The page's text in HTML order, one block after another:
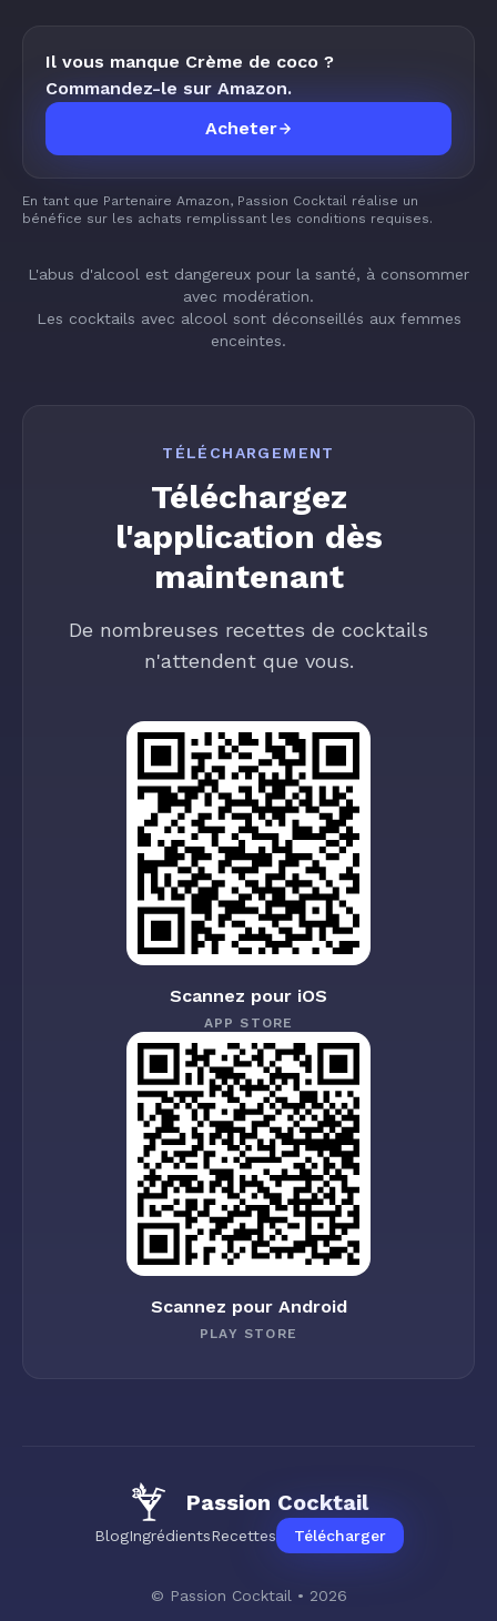
Il vous manque Crème de coco ?
Commandez-le sur Amazon.
Acheter
En tant que Partenaire Amazon, Passion Cocktail réalise un
bénéfice sur les achats remplissant les conditions requises.
L'abus d'alcool est dangereux pour la santé, à consommer
avec modération.
Les cocktails avec alcool sont déconseillés aux femmes
enceintes.
TÉLÉCHARGEMENT
Téléchargez
l'application dès
maintenant
De nombreuses recettes de cocktails
n'attendent que vous.
Scannez pour iOS
APP STORE
Scannez pour Android
PLAY STORE
Passion Cocktail
BlogIngrédientsRecettes Télécharger
© Passion Cocktail • 2026